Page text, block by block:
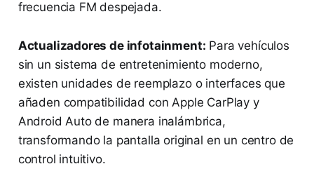
frecuencia FM despejada.
Actualizadores de infotainment: Para vehículos
sin un sistema de entretenimiento moderno,
existen unidades de reemplazo o interfaces que
añaden compatibilidad con Apple CarPlay y
Android Auto de manera inalámbrica,
transformando la pantalla original en un centro de
control intuitivo.